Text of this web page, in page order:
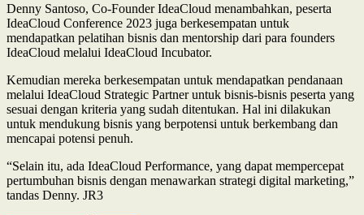
Denny Santoso, Co-Founder IdeaCloud menambahkan, peserta
IdeaCloud Conference 2023 juga berkesempatan untuk
mendapatkan pelatihan bisnis dan mentorship dari para founders
IdeaCloud melalui IdeaCloud Incubator.
Kemudian mereka berkesempatan untuk mendapatkan pendanaan
melalui IdeaCloud Strategic Partner untuk bisnis-bisnis peserta yang
sesuai dengan kriteria yang sudah ditentukan. Hal ini dilakukan
untuk mendukung bisnis yang berpotensi untuk berkembang dan
mencapai potensi penuh.
“Selain itu, ada IdeaCloud Performance, yang dapat mempercepat
pertumbuhan bisnis dengan menawarkan strategi digital marketing,”
tandas Denny. JR3